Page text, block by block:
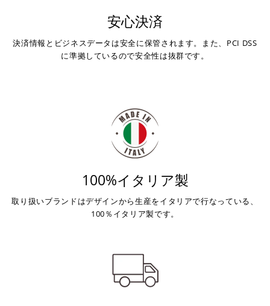
い方法をご選択頂き、クリックするだけで簡単に支払い
※ ご利用には事前にPayPay、Apple Payの利用登録が
(事前決済)
入金確認が取れ次第、商品を手配させて頂きます。
※ 支払期限はご注文日より7日以内とさせて頂いてお
※ 税込300,000円以上のお買い物の際にはご利用頂けま
※ お支払いは現金のみとなります。
安心決済
決済情報とビジネスデータは安全に保管されます。また、PCI DSS
に準拠しているので安全性は抜群です。
100%イタリア製
取り扱いブランドはデザインから生産をイタリアで行なっている、
100％イタリア製です。